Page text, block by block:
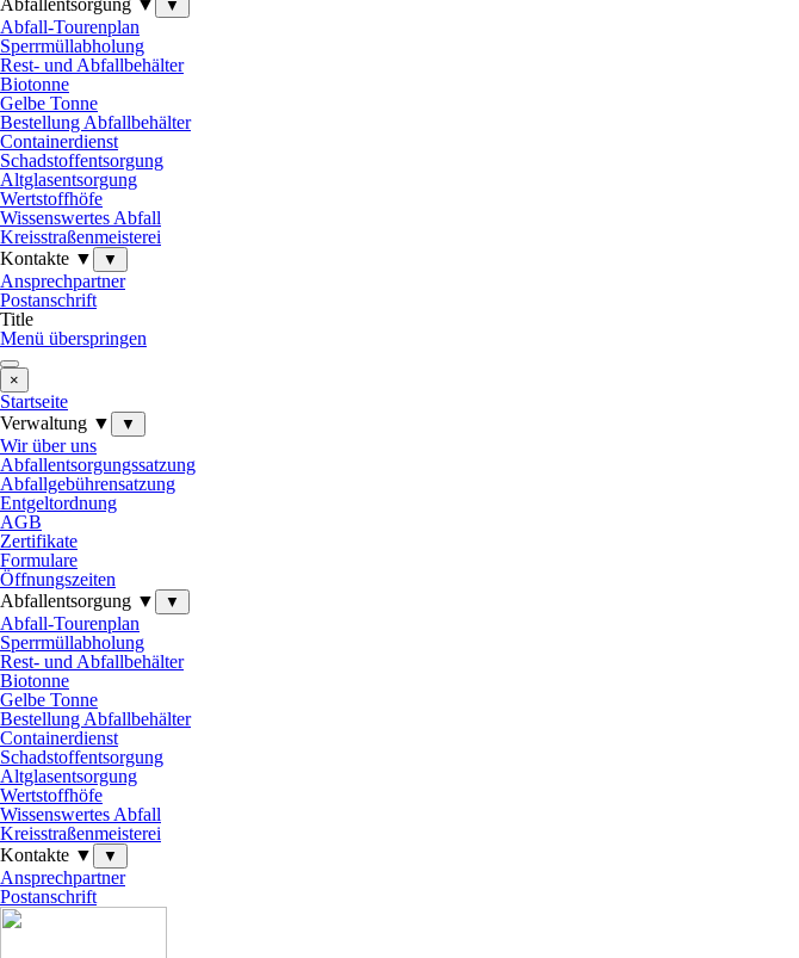
Abfallentsorgung ▼
▼
Abfall-Tourenplan
Sperrmüllabholung
Rest- und Abfallbehälter
Biotonne
Gelbe Tonne
Bestellung Abfallbehälter
Containerdienst
Schadstoffentsorgung
Altglasentsorgung
Wertstoffhöfe
Wissenswertes Abfall
Kreisstraßenmeisterei
Kontakte ▼
▼
Ansprechpartner
Postanschrift
Title
Menü überspringen
×
Startseite
Verwaltung ▼
▼
Wir über uns
Abfallentsorgungssatzung
Abfallgebührensatzung
Entgeltordnung
AGB
Zertifikate
Formulare
Öffnungszeiten
Abfallentsorgung ▼
▼
Abfall-Tourenplan
Sperrmüllabholung
Rest- und Abfallbehälter
Biotonne
Gelbe Tonne
Bestellung Abfallbehälter
Containerdienst
Schadstoffentsorgung
Altglasentsorgung
Wertstoffhöfe
Wissenswertes Abfall
Kreisstraßenmeisterei
Kontakte ▼
▼
Ansprechpartner
Postanschrift